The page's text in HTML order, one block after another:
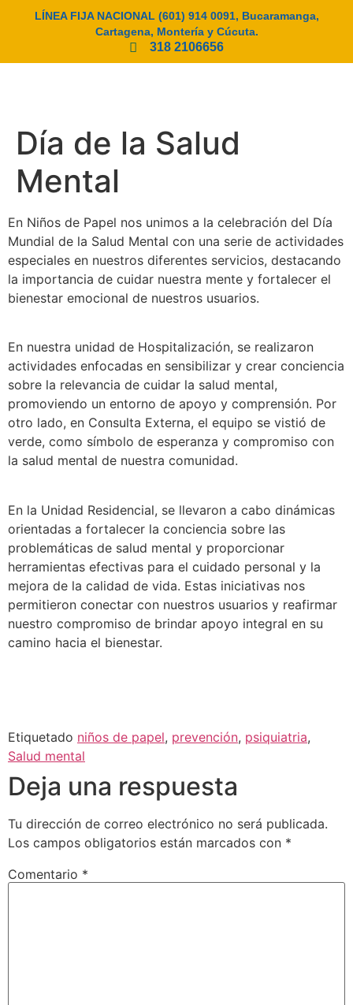
LÍNEA FIJA NACIONAL (601) 914 0091, Bucaramanga,
Cartagena, Montería y Cúcuta.
318 2106656
Día de la Salud
Mental
En Niños de Papel nos unimos a la celebración del Día
Mundial de la Salud Mental con una serie de actividades
especiales en nuestros diferentes servicios, destacando
la importancia de cuidar nuestra mente y fortalecer el
bienestar emocional de nuestros usuarios.
En nuestra unidad de Hospitalización, se realizaron
actividades enfocadas en sensibilizar y crear conciencia
sobre la relevancia de cuidar la salud mental,
promoviendo un entorno de apoyo y comprensión. Por
otro lado, en Consulta Externa, el equipo se vistió de
verde, como símbolo de esperanza y compromiso con
la salud mental de nuestra comunidad.
En la Unidad Residencial, se llevaron a cabo dinámicas
orientadas a fortalecer la conciencia sobre las
problemáticas de salud mental y proporcionar
herramientas efectivas para el cuidado personal y la
mejora de la calidad de vida. Estas iniciativas nos
permitieron conectar con nuestros usuarios y reafirmar
nuestro compromiso de brindar apoyo integral en su
camino hacia el bienestar.
Etiquetado niños de papel, prevención, psiquiatria,
Salud mental
Deja una respuesta
Tu dirección de correo electrónico no será publicada.
Los campos obligatorios están marcados con *
Comentario *